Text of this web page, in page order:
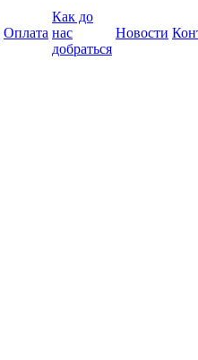
Оплата
Как до
нас
добраться
Новости